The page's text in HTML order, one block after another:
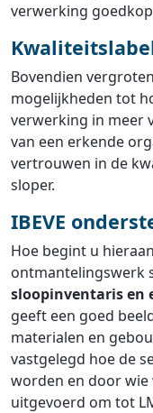
verwerking
Bovendien
mogelijkheden tot
verwerking in meer
van een erkende
vertrouwen in de
sloper.
IBEVE
Hoe begint u
ontmantelingswerk
sloopinventaris en
geeft een goed
materialen en
vastgelegd hoe de
worden en door
uitgevoerd om tot